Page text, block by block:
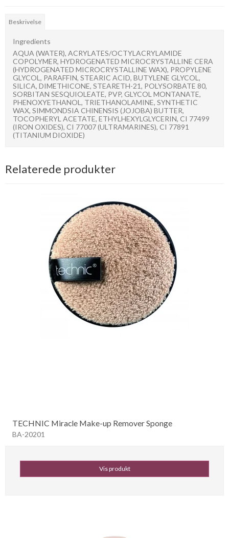
Beskrivelse
Ingredients
AQUA (WATER), ACRYLATES/OCTYLACRYLAMIDE
COPOLYMER, HYDROGENATED MICROCRYSTALLINE CERA
(HYDROGENATED MICROCRYSTALLINE WAX), PROPYLENE
GLYCOL, PARAFFIN, STEARIC ACID, BUTYLENE GLYCOL,
SILICA, DIMETHICONE, STEARETH-21, POLYSORBATE 80,
SORBITAN SESQUIOLEATE, PVP, GLYCOL MONTANATE,
PHENOXYETHANOL, TRIETHANOLAMINE, SYNTHETIC
WAX, SIMMONDSIA CHINENSIS (JOJOBA) BUTTER,
TOCOPHERYL ACETATE, ETHYLHEXYLGLYCERIN, CI 77499
(IRON OXIDES), CI 77007 (ULTRAMARINES), CI 77891
(TITANIUM DIOXIDE)
Relaterede produkter
TECHNIC Miracle Make-up Remover Sponge
BA-20201
Vis produkt